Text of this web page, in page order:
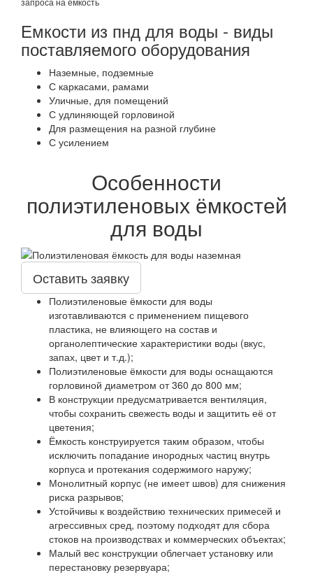
Емкости из пнд для воды - виды
поставляемого оборудования
Наземные, подземные
С каркасами, рамами
Уличные, для помещений
С удлиняющей горловиной
Для размещения на разной глубине
С усилением
Особенности
полиэтиленовых ёмкостей
для воды
Оставить заявку
Полиэтиленовые ёмкости для воды
изготавливаются с применением пищевого
пластика, не влияющего на состав и
органолептические характеристики воды (вкус,
запах, цвет и т.д.);
Полиэтиленовые ёмкости для воды оснащаются
горловиной диаметром от 360 до 800 мм;
В конструкции предусматривается вентиляция,
чтобы сохранить свежесть воды и защитить её от
цветения;
Ёмкость конструируется таким образом, чтобы
исключить попадание инородных частиц внутрь
корпуса и протекания содержимого наружу;
Монолитный корпус (не имеет швов) для снижения
риска разрывов;
Устойчивы к воздействию технических примесей и
агрессивных сред, поэтому подходят для сбора
стоков на производствах и коммерческих объектах;
Малый вес конструкции облегчает установку или
перестановку резервуара;